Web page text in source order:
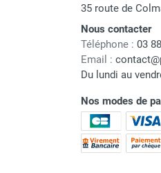
35 route de
Nous contacter
Téléphone : 03
Email :
Du lundi au
Nos modes de